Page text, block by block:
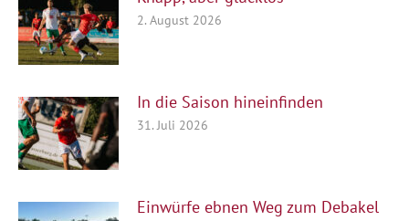
2. August 2026
In die Saison hineinfinden
31. Juli 2026
Einwürfe ebnen Weg zum Debakel